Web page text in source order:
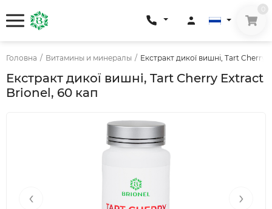
Головна / Витамины и минералы / Екстракт дикої вишні, Tart Cherry
Екстракт дикої вишні, Tart Cherry Extract
Brionel, 60 кап
‹ ›